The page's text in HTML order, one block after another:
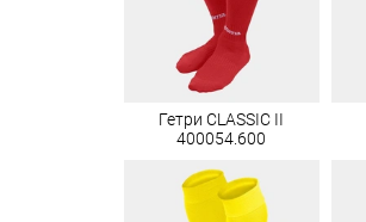
Гетри CLASSIC II
400054.600